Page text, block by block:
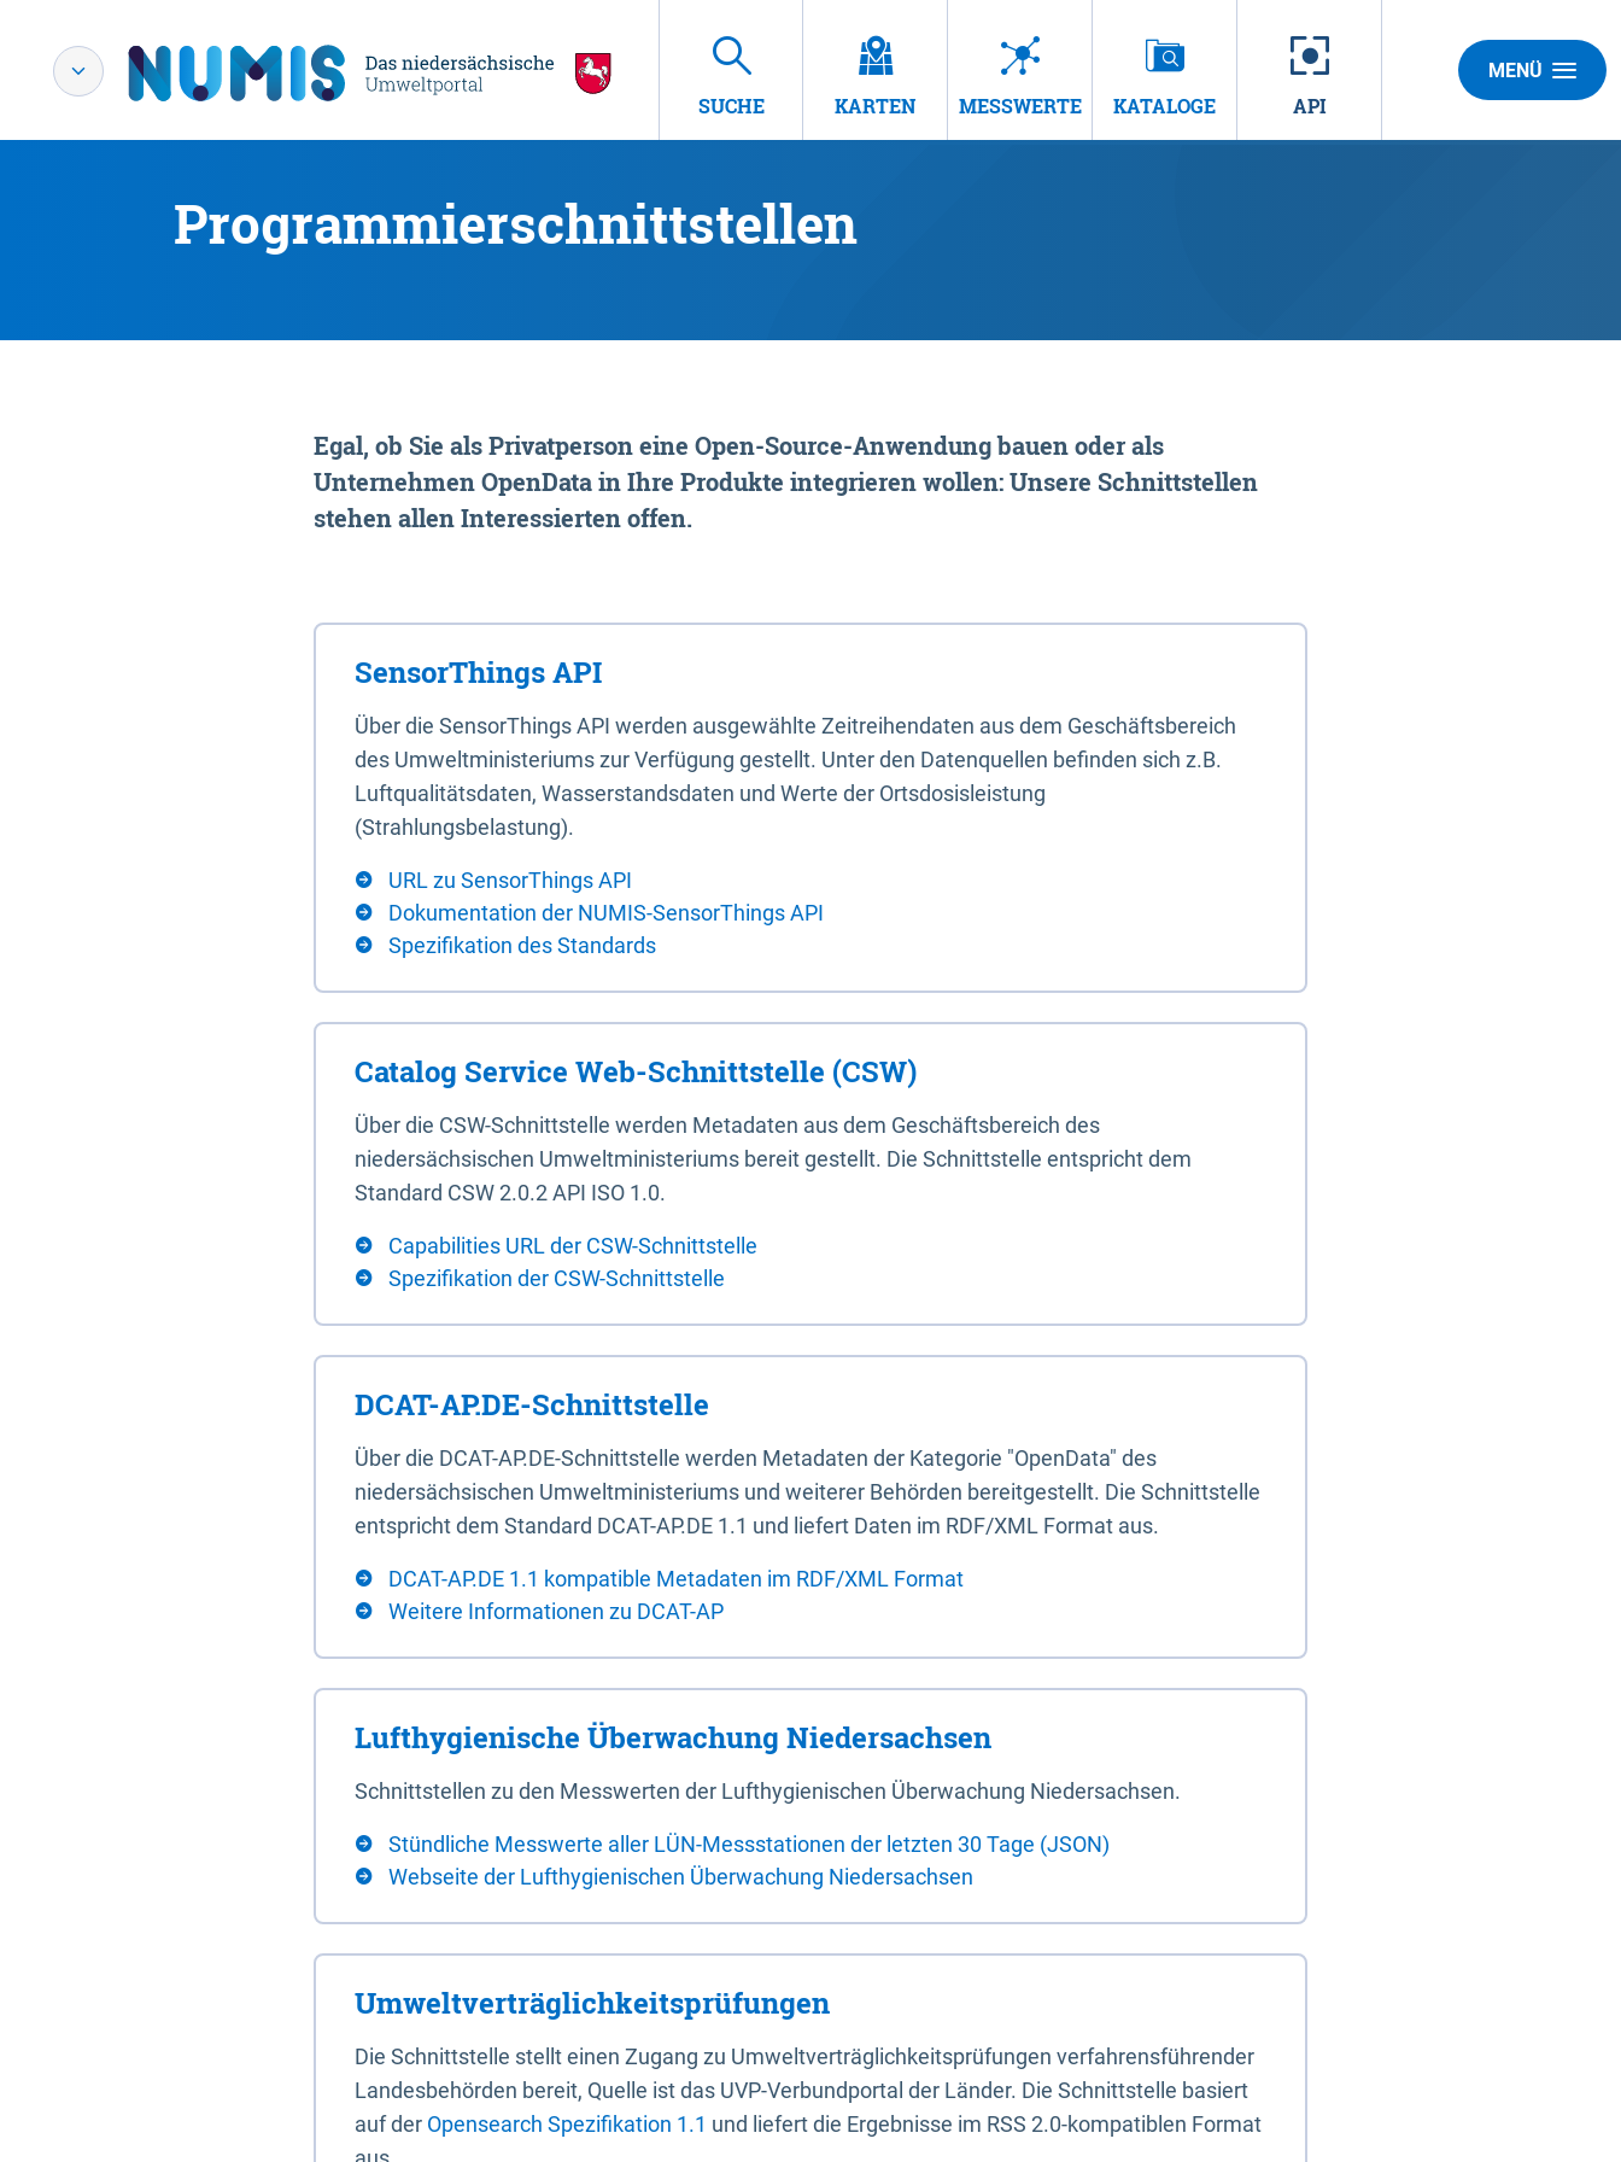
SUCHE KARTEN MESSWERTE KATALOGE API
MENÜ
Programmierschnittstellen
Egal, ob Sie als Privatperson eine Open-Source-Anwendung bauen oder als
Unternehmen OpenData in Ihre Produkte integrieren wollen: Unsere Schnittstellen
stehen allen Interessierten offen.
SensorThings API
Über die SensorThings API werden ausgewählte Zeitreihendaten aus dem Geschäftsbereich
des Umweltministeriums zur Verfügung gestellt. Unter den Datenquellen befinden sich z.B.
Luftqualitätsdaten, Wasserstandsdaten und Werte der Ortsdosisleistung
(Strahlungsbelastung).
URL zu SensorThings API
Dokumentation der NUMIS-SensorThings API
Spezifikation des Standards
Catalog Service Web-Schnittstelle (CSW)
Über die CSW-Schnittstelle werden Metadaten aus dem Geschäftsbereich des
niedersächsischen Umweltministeriums bereit gestellt. Die Schnittstelle entspricht dem
Standard CSW 2.0.2 API ISO 1.0.
Capabilities URL der CSW-Schnittstelle
Spezifikation der CSW-Schnittstelle
DCAT-AP.DE-Schnittstelle
Über die DCAT-AP.DE-Schnittstelle werden Metadaten der Kategorie "OpenData" des
niedersächsischen Umweltministeriums und weiterer Behörden bereitgestellt. Die Schnittstelle
entspricht dem Standard DCAT-AP.DE 1.1 und liefert Daten im RDF/XML Format aus.
DCAT-AP.DE 1.1 kompatible Metadaten im RDF/XML Format
Weitere Informationen zu DCAT-AP
Lufthygienische Überwachung Niedersachsen
Schnittstellen zu den Messwerten der Lufthygienischen Überwachung Niedersachsen.
Stündliche Messwerte aller LÜN-Messstationen der letzten 30 Tage (JSON)
Webseite der Lufthygienischen Überwachung Niedersachsen
Umweltverträglichkeitsprüfungen
Die Schnittstelle stellt einen Zugang zu Umweltverträglichkeitsprüfungen verfahrensführender
Landesbehörden bereit, Quelle ist das UVP-Verbundportal der Länder. Die Schnittstelle basiert
auf der Opensearch Spezifikation 1.1 und liefert die Ergebnisse im RSS 2.0-kompatiblen Format